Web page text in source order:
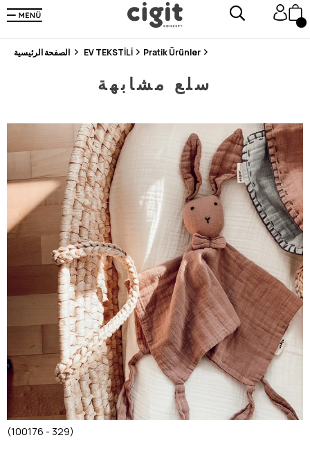
En Uygun Fiyat Garantisi !
300₺ ve Üzeri Alışverişlerde Kargo Ücretsiz !
Koşulsuz Şartsız İade İmkanı
EV TEKSTİLİ Pratik Ürünler
سلع مشابهة
(100176 - 329)